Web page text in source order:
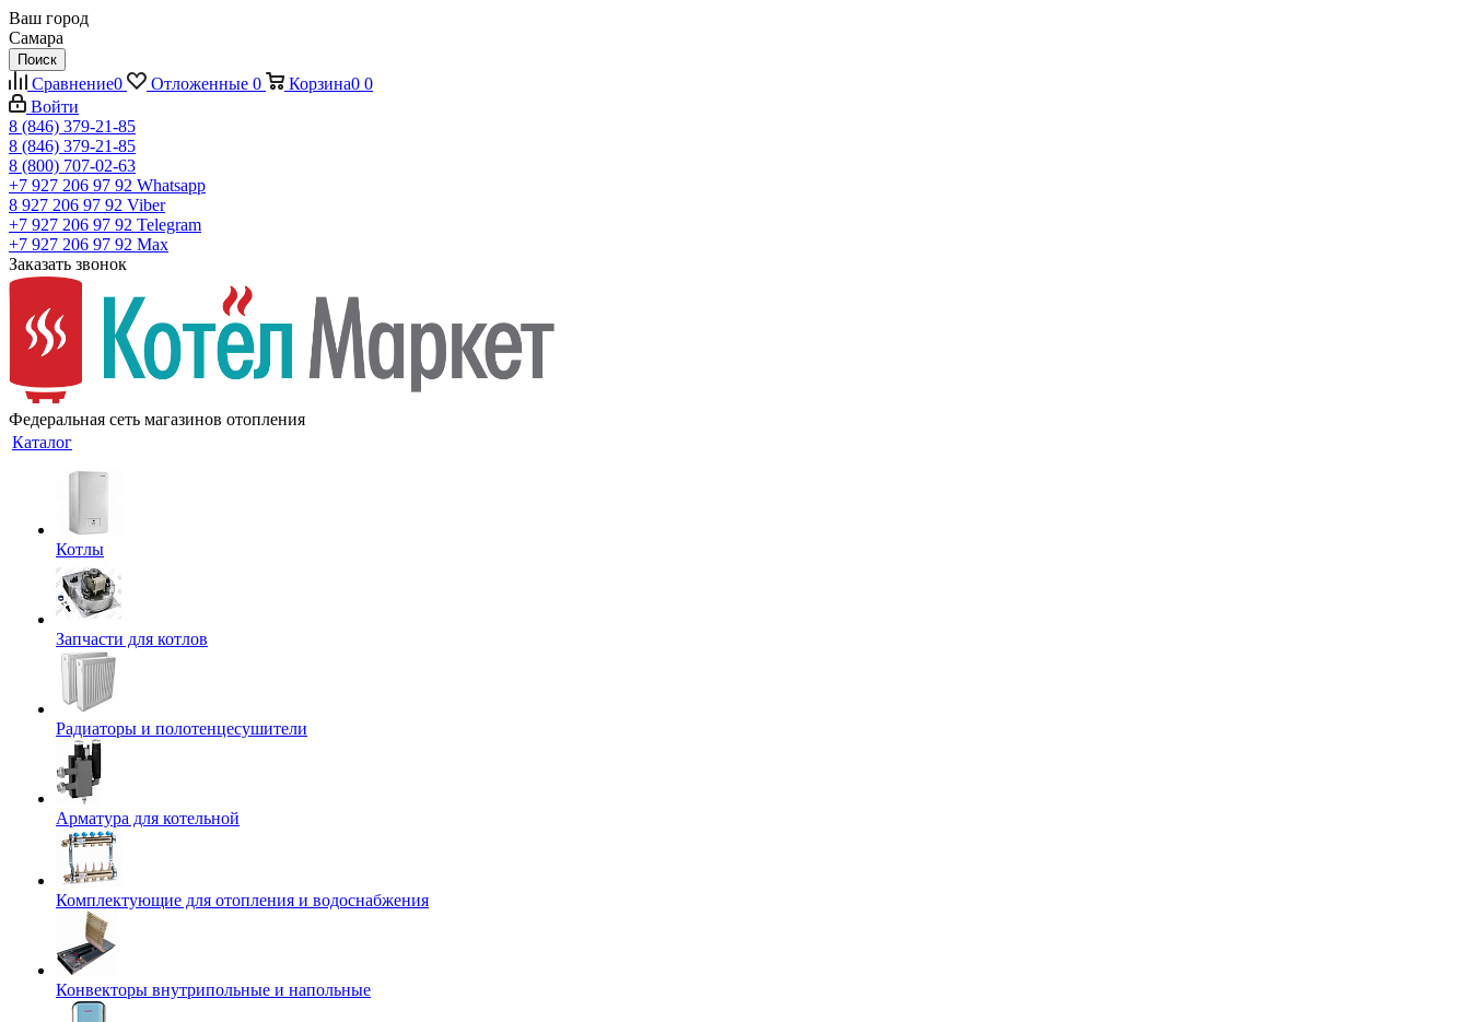
Ваш город
Самара
Поиск
Сравнение0 Отложенные 0 Корзина0 0
Войти
8 (846) 379-21-85
8 (846) 379-21-85
8 (800) 707-02-63
+7 927 206 97 92 Whatsapp
8 927 206 97 92 Viber
+7 927 206 97 92 Telegram
+7 927 206 97 92 Max
Заказать звонок
Федеральная сеть магазинов отопления
Каталог
Котлы
Запчасти для котлов
Радиаторы и полотенцесушители
Арматура для котельной
Комплектующие для отопления и водоснабжения
Конвекторы внутрипольные и напольные